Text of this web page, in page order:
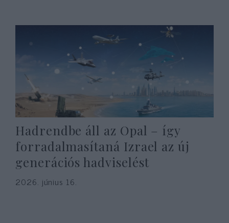
Hadrendbe áll az Opal – így
forradalmasítaná Izrael az új
generációs hadviselést
2026. június 16.